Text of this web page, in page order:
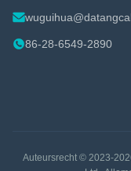
86-28-6549-2890
Auteursrecht © 2023-